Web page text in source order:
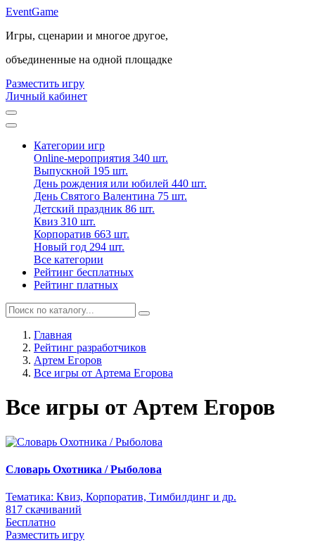
EventGame
Игры, сценарии и многое другое,
объединенные на одной площадке
Разместить игру
Личный кабинет
Категории игр
Online-мероприятия 340 шт.
Выпускной 195 шт.
День рождения или юбилей 440 шт.
День Святого Валентина 75 шт.
Детский праздник 86 шт.
Квиз 310 шт.
Корпоратив 663 шт.
Новый год 294 шт.
Все категории
Рейтинг бесплатных
Рейтинг платных
Главная
Рейтинг разработчиков
Артем Егоров
Все игры от Артема Егорова
Все игры от Артем Егоров
Словарь Охотника / Рыболова
Тематика: Квиз, Корпоратив, Тимбилдинг и др.
817 скачиваний
Бесплатно
Разместить игру